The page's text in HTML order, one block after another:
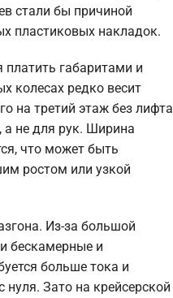
стали бы причиной
пластиковых накладок.
габаритами и
колесах редко весит
на третий этаж без лифта
а не для рук. Ширина
что может быть
ростом или узкой
Из-за большой
бескамерные и
больше тока и
нуля. Зато на крейсерской